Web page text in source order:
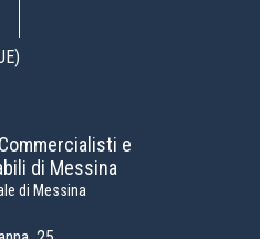
e
di Messina
di Messina